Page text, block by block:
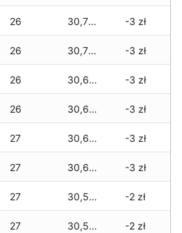
26 30,763 zł -3 zł
26 30,763 zł -3 zł
26 30,689 zł -3 zł
26 30,689 zł -3 zł
27 30,671 zł -3 zł
27 30,601 zł -3 zł
27 30,579 zł -2 zł
27 30,579 zł -2 zł